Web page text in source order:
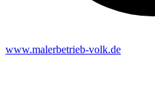
www.malerbetrieb-volk.de